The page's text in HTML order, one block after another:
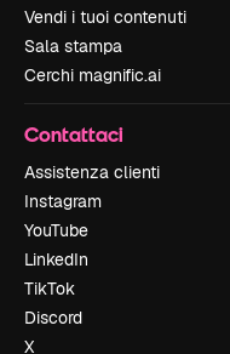
Vendi i tuoi contenuti
Sala stampa
Cerchi magnific.ai
Contattaci
Assistenza clienti
Instagram
YouTube
LinkedIn
TikTok
Discord
X